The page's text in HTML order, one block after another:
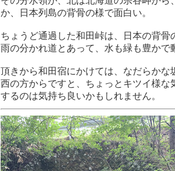
か、日本列島の背骨の様で面白い。
ちょうど通過した和田峠は、日本の背骨
雨の分かれ道とあって、水も緑も豊かで
頂きから和田宿にかけては、なだらかな
西の方からですと、ちょっとキツイ様
するのは気持ち良いかもしれません。